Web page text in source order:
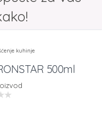
kuhinje
500ml